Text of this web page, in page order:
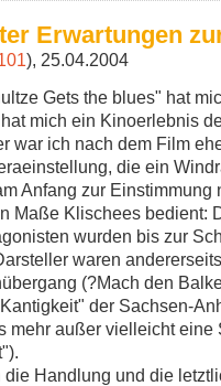
Erwartungen
), 25.04.2004
Gets the blues" hat
mich ein Kinoerlebnis
war ich nach dem Film
die ein
Anfang zur
Maße Klischees bedient:
wurden bis zur
waren
(?Mach den
der Sachsen-
mehr außer vielleicht
die Handlung und die